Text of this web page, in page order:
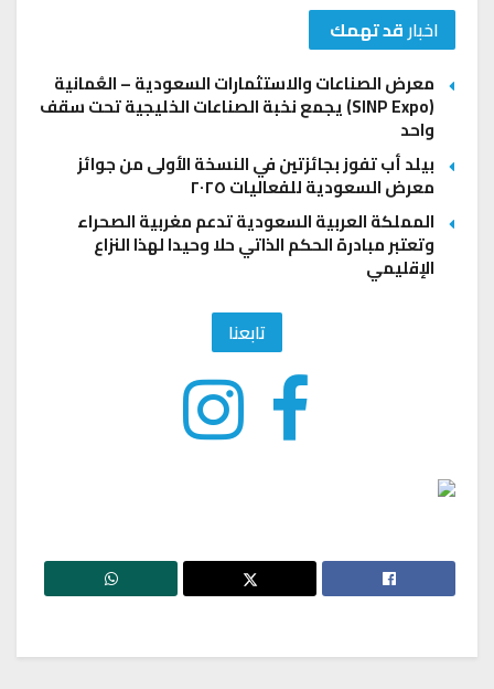
اخبارقد تهمك
معرض الصناعات والاستثمارات السعودية – العُمانية
(SINP Expo) يجمع نخبة الصناعات الخليجية تحت سقف
واحد
بيلد أب تفوز بجائزتين في النسخة الأولى من جوائز
معرض السعودية للفعاليات ٢٠٢٥
المملكة العربية السعودية تدعم مغربية الصحراء
وتعتبر مبادرة الحكم الذاتي حلا وحيدا لهذا النزاع
الإقليمي
تابعنا